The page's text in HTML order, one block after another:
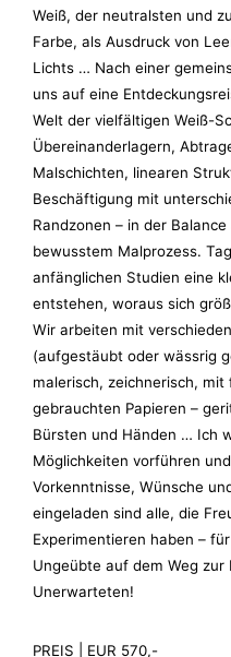
Weiß, der neutralsten und
Farbe, als Ausdruck von
Lichts … Nach einer
uns auf eine
Welt der vielfältigen Weiß-
Übereinanderlagern,
Malschichten, linearen
Beschäftigung mit
Randzonen – in der
bewusstem Malprozess.
anfänglichen Studien eine
entstehen, woraus sich
Wir arbeiten mit
(aufgestäubt oder wässrig
malerisch, zeichnerisch, mit
gebrauchten Papieren –
Bürsten und Händen … Ich
Möglichkeiten vorführen
Vorkenntnisse, Wünsche
eingeladen sind alle, die
Experimentieren haben –
Ungeübte auf dem Weg
Unerwarteten!
PREIS | EUR 570,-